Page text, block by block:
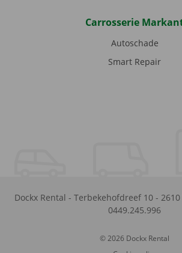
Carrosserie
Autoschade
Smart Repair
Dockx Rental - Terbekehofdreef 10 - 2610
0449.245.996
© 2026 Dockx Rental